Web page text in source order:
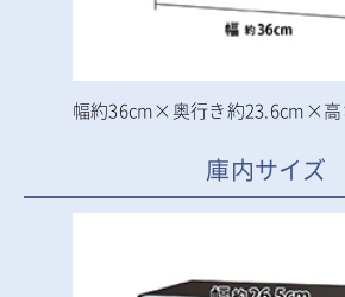
幅約36cm×奥行き約23.6cm×高
庫内サイズ